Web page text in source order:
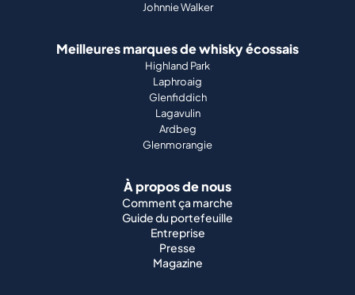
Johnnie Walker
Meilleures marques de whisky écossais
Highland Park
Laphroaig
Glenfiddich
Lagavulin
Ardbeg
Glenmorangie
À propos de nous
Comment ça marche
Guide du portefeuille
Entreprise
Presse
Magazine